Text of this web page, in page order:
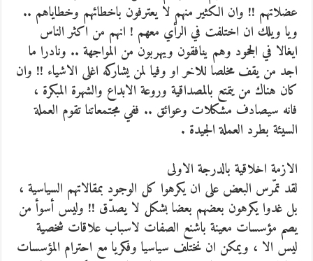
عضلاتهم !! وان الكثير منهم لا يعترفون باخطائهم وخطاياهم ..
ويا ويلك ان اختلفت في الرأي معهم ! انهم من اكثر الناس
ايغالا في الجحود وهم ينافقون ويهربون من المواجهة .. ونادرا ما
اجد من يقف مخلصا للاخر او وفيا لمن يشاركه اغلى الاشياء !! وان
كان هناك من يتمتع بالمصداقية وروعة الابداع والشهرة المبكرة ،
فانه سيصادف مشكلات وعوائق .. ففي مجتمعاتنا تقوم العملة
السيئة بطرد العملة الجيدة .
الازمة اخلاقية بالدرجة الاولى
لقد تمّرس البعض على ان يكرهوا كل الوجود بمقالاتهم السياسية ،
بل غدوا يكرهون بعضهم بعضا بشكل لا يصدّق !! وليس أسوأ من
يصم مؤسسات معينة باشنع الصفات لاسباب علاقات شخصية
ليس الا ، ويمكن ان نختلف سياسيا وفكريا مع احترام المؤسسات